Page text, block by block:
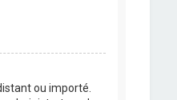
ou importé.